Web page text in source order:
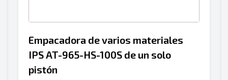
Empacadora de varios materiales
IPS AT-965-HS-100S de un solo
pistón